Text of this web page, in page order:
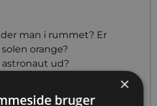
man i rummet? Er
orange?
astronaut ud?
×
bruger